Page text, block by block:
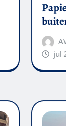
jul